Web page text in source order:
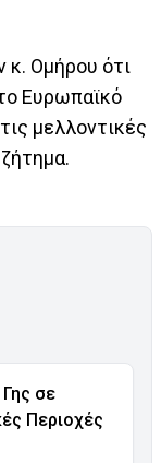
κ. Ομήρου ότι
Ευρωπαϊκό
μελλοντικές
Γης σε
Περιοχές